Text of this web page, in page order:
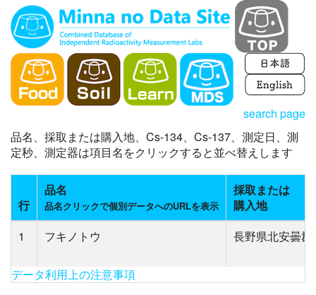
search page
品名、採取または購入地、Cs-134、Cs-137、測定日、測
定秒、測定器は項目名をクリックすると並べ替えします
行
品名
品名クリックで個別データへのURLを表示
採取または
購入地
1
フキノトウ 長野県北安曇郡
データ利用上の注意事項